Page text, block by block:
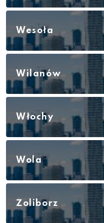
Wesoła
Wilanów
Włochy
Wola
Żoliborz